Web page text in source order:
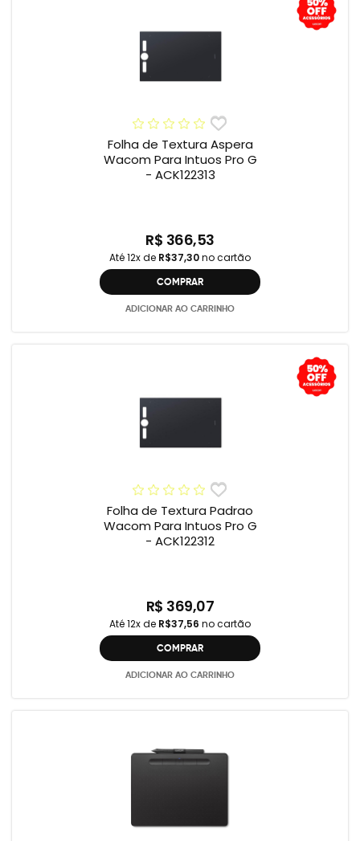
Folha de Textura Aspera
Wacom Para Intuos Pro G
- ACK122313
R$ 366,53
Até 12x de R$37,30no cartão
COMPRAR
ADICIONAR AO CARRINHO
Folha de Textura Padrao
Wacom Para Intuos Pro G
- ACK122312
R$ 369,07
Até 12x de R$37,56 no cartão
COMPRAR
ADICIONAR AO CARRINHO